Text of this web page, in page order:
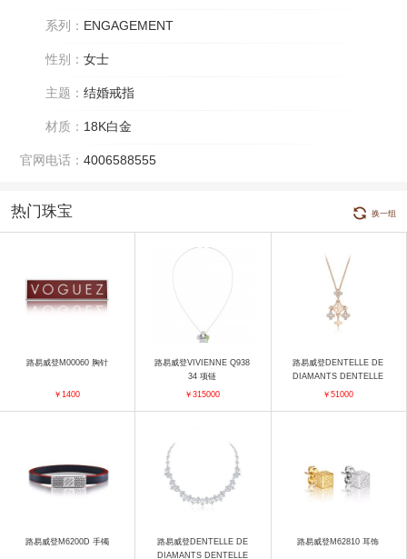
系列： ENGAGEMENT
性别： 女士
主题： 结婚戒指
材质： 18K白金
官网电话： 4006588555
热门珠宝 换一组
路易威登M00060 胸针
￥1400
路易威登VIVIENNE Q938
34 项链
￥315000
路易威登DENTELLE DE
DIAMANTS DENTELLE
DE DIAMANTS Q93525
￥51000
路易威登M6200D 手镯
路易威登DENTELLE DE
DIAMANTS DENTELLE
路易威登M62810 耳饰